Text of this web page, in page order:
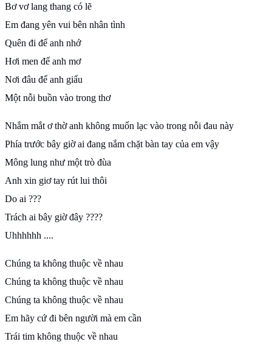
Bơ vơ lang thang có lẽ
Em đang yên vui bên nhân tình
Quên đi để anh nhớ
Hơi men để anh mơ
Nơi đâu để anh giấu
Một nỗi buồn vào trong thơ
Nhắm mắt ơ thờ anh không muốn lạc vào trong nỗi đau này
Phía trước bây giờ ai đang nắm chặt bàn tay của em vậy
Mông lung như một trò đùa
Anh xin giơ tay rút lui thôi
Do ai ???
Trách ai bây giờ đây ????
Uhhhhhh ....
Chúng ta không thuộc về nhau
Chúng ta không thuộc về nhau
Chúng ta không thuộc về nhau
Em hãy cứ đi bên người mà em cần
Trái tim không thuộc về nhau